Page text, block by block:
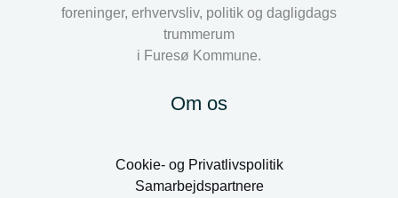
foreninger, erhvervsliv, politik og dagligdags
trummerum
i Furesø Kommune.
Om os
Cookie- og Privatlivspolitik
Samarbejdspartnere